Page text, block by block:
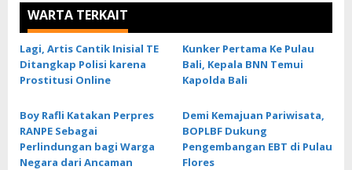
WARTA TERKAIT
Lagi, Artis Cantik Inisial TE
Ditangkap Polisi karena
Prostitusi Online
Kunker Pertama Ke Pulau
Bali, Kepala BNN Temui
Kapolda Bali
Boy Rafli Katakan Perpres
RANPE Sebagai
Perlindungan bagi Warga
Negara dari Ancaman
Demi Kemajuan Pariwisata,
BOPLBF Dukung
Pengembangan EBT di Pulau
Flores